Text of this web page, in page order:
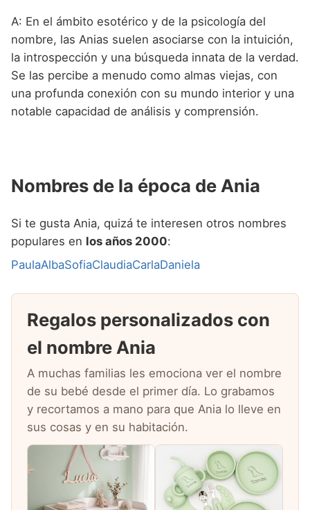
A: En el ámbito esotérico y de la psicología del
nombre, las Anias suelen asociarse con la intuición,
la introspección y una búsqueda innata de la verdad.
Se las percibe a menudo como almas viejas, con
una profunda conexión con su mundo interior y una
notable capacidad de análisis y comprensión.
Nombres de la época de Ania
Si te gusta Ania, quizá te interesen otros nombres
populares en los años 2000:
PaulaAlbaSofiaClaudiaCarlaDaniela
Regalos personalizados con
el nombre Ania
A muchas familias les emociona ver el nombre
de su bebé desde el primer día. Lo grabamos
y recortamos a mano para que Ania lo lleve en
sus cosas y en su habitación.